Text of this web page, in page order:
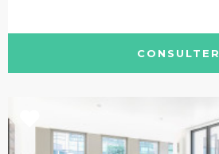
CONSULTER